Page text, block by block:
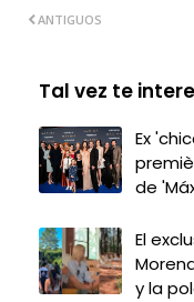
ANTIGUOS
Tal vez te
Ex
de
El
y la